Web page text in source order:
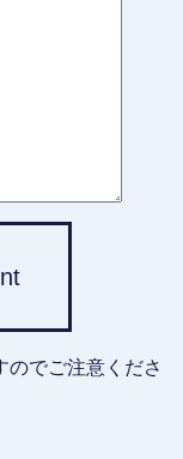
のでご注意くださ